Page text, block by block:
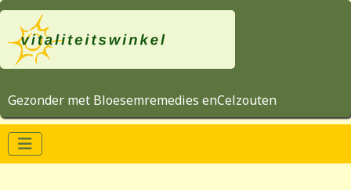
Gezonder met Bloesemremedies enCelzouten